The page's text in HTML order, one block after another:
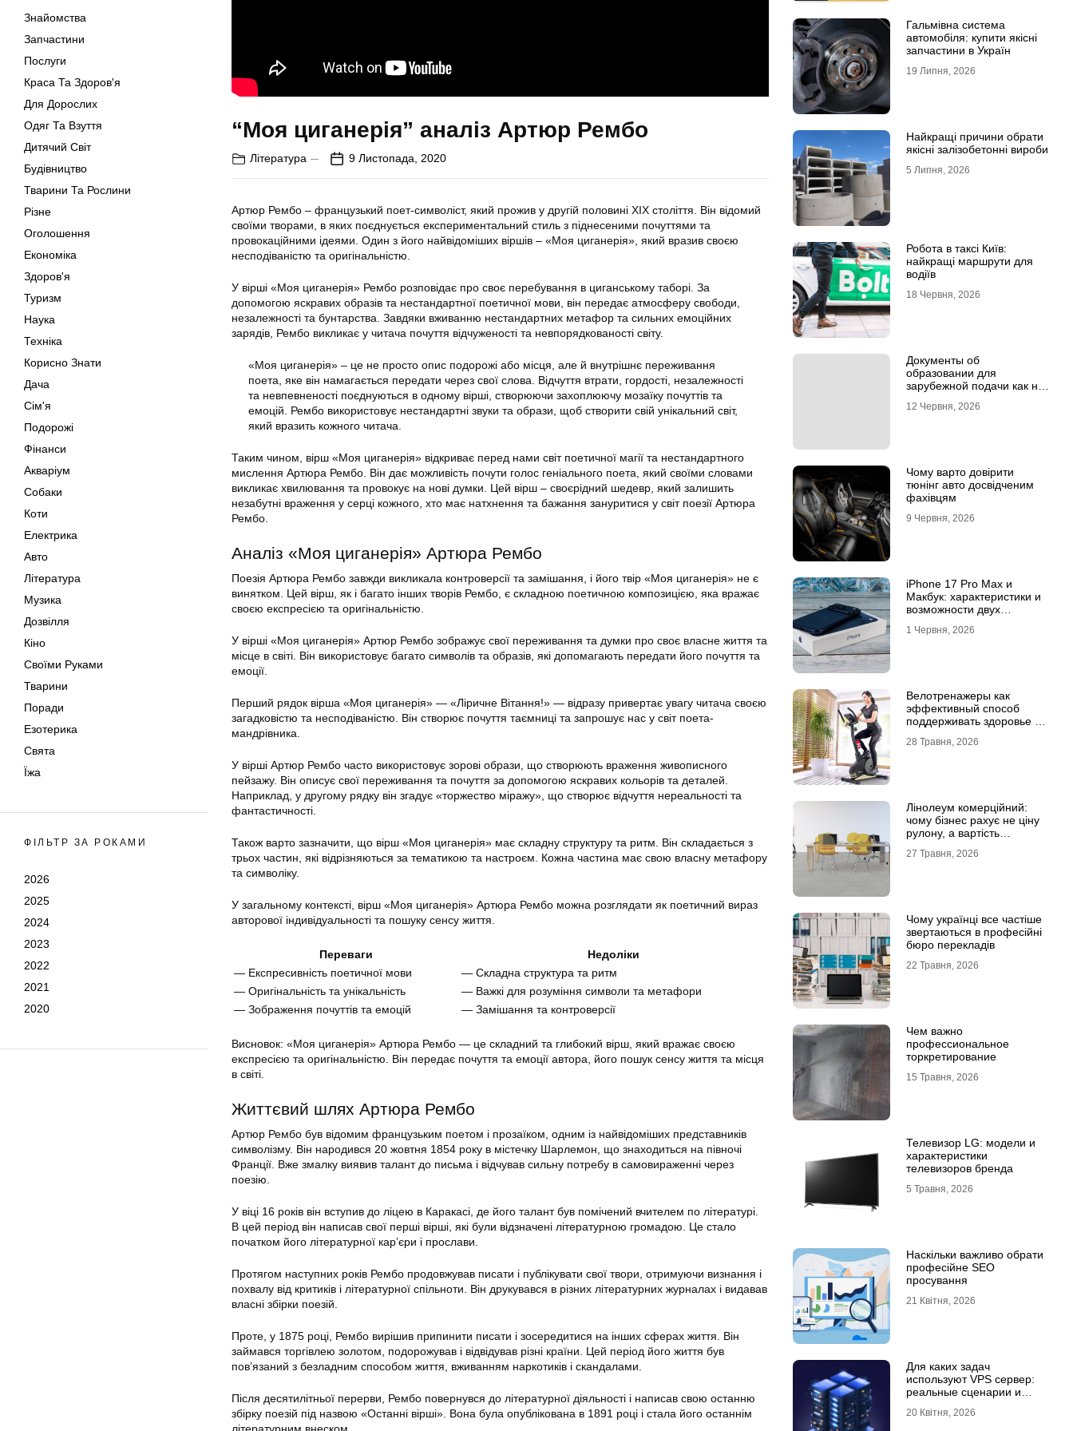
Знайомства
Запчастини
Послуги
Краса Та Здоров'я
Для Дорослих
Одяг Та Взуття
Дитячий Світ
Будівництво
Тварини Та Рослини
Різне
Оголошення
Економіка
Здоров'я
Туризм
Наука
Техніка
Корисно Знати
Дача
Сім'я
Подорожі
Фінанси
Акваріум
Собаки
Коти
Електрика
Авто
Література
Музика
Дозвілля
Кіно
Своїми Руками
Тварини
Поради
Езотерика
Свята
Їжа
ФІЛЬТР ЗА РОКАМИ
2026
2025
2024
2023
2022
2021
2020
“Моя циганерія” аналіз Артюр Рембо
Література 9 Листопада, 2020
Артюр Рембо – французький поет-символіст, який прожив у другій половині ХІХ століття. Він відомий
своїми творами, в яких поєднується експериментальний стиль з піднесеними почуттями та
провокаційними ідеями. Один з його найвідоміших віршів – «Моя циганерія», який вразив своєю
несподіваністю та оригінальністю.
У вірші «Моя циганерія» Рембо розповідає про своє перебування в циганському таборі. За
допомогою яскравих образів та нестандартної поетичної мови, він передає атмосферу свободи,
незалежності та бунтарства. Завдяки вживанню нестандартних метафор та сильних емоційних
зарядів, Рембо викликає у читача почуття відчуженості та невпорядкованості світу.
«Моя циганерія» – це не просто опис подорожі або місця, але й внутрішнє переживання
поета, яке він намагається передати через свої слова. Відчуття втрати, гордості, незалежності
та невпевненості поєднуються в одному вірші, створюючи захоплюючу мозаїку почуттів та
емоцій. Рембо використовує нестандартні звуки та образи, щоб створити свій унікальний світ,
який вразить кожного читача.
Таким чином, вірш «Моя циганерія» відкриває перед нами світ поетичної магії та нестандартного
мислення Артюра Рембо. Він дає можливість почути голос геніального поета, який своїми словами
викликає хвилювання та провокує на нові думки. Цей вірш – своєрідний шедевр, який залишить
незабутні враження у серці кожного, хто має натхнення та бажання зануритися у світ поезії Артюра
Рембо.
Аналіз «Моя циганерія» Артюра Рембо
Поезія Артюра Рембо завжди викликала контроверсії та замішання, і його твір «Моя циганерія» не є
винятком. Цей вірш, як і багато інших творів Рембо, є складною поетичною композицією, яка вражає
своєю експресією та оригінальністю.
У вірші «Моя циганерія» Артюр Рембо зображує свої переживання та думки про своє власне життя та
місце в світі. Він використовує багато символів та образів, які допомагають передати його почуття та
емоції.
Перший рядок вірша «Моя циганерія» — «Ліричне Вітання!» — відразу привертає увагу читача своєю
загадковістю та несподіваністю. Він створює почуття таємниці та запрошує нас у світ поета-
мандрівника.
У вірші Артюр Рембо часто використовує зорові образи, що створюють враження живописного
пейзажу. Він описує свої переживання та почуття за допомогою яскравих кольорів та деталей.
Наприклад, у другому рядку він згадує «торжество міражу», що створює відчуття нереальності та
фантастичності.
Також варто зазначити, що вірш «Моя циганерія» має складну структуру та ритм. Він складається з
трьох частин, які відрізняються за тематикою та настроєм. Кожна частина має свою власну метафору
та символіку.
У загальному контексті, вірш «Моя циганерія» Артюра Рембо можна розглядати як поетичний вираз
авторової індивідуальності та пошуку сенсу життя.
Переваги
Недоліки
— Експресивність поетичної мови
— Складна структура та ритм
— Оригінальність та унікальність
— Важкі для розуміння символи та метафори
— Зображення почуттів та емоцій
— Замішання та контроверсії
Висновок: «Моя циганерія» Артюра Рембо — це складний та глибокий вірш, який вражає своєю
експресією та оригінальністю. Він передає почуття та емоції автора, його пошук сенсу життя та місця
в світі.
Життєвий шлях Артюра Рембо
Артюр Рембо був відомим французьким поетом і прозаїком, одним із найвідоміших представників
символізму. Він народився 20 жовтня 1854 року в містечку Шарлемон, що знаходиться на півночі
Франції. Вже змалку виявив талант до письма і відчував сильну потребу в самовираженні через
поезію.
У віці 16 років він вступив до ліцею в Каракасі, де його талант був помічений вчителем по літературі.
В цей період він написав свої перші вірші, які були відзначені літературною громадою. Це стало
початком його літературної кар’єри і прослави.
Протягом наступних років Рембо продовжував писати і публікувати свої твори, отримуючи визнання і
похвалу від критиків і літературної спільноти. Він друкувався в різних літературних журналах і видавав
власні збірки поезій.
Проте, у 1875 році, Рембо вирішив припинити писати і зосередитися на інших сферах життя. Він
займався торгівлею золотом, подорожував і відвідував різні країни. Цей період його життя був
пов’язаний з безладним способом життя, вживанням наркотиків і скандалами.
Після десятилітньої перерви, Рембо повернувся до літературної діяльності і написав свою останню
збірку поезій під назвою «Останні вірші». Вона була опублікована в 1891 році і стала його останнім
Гальмівна система
автомобіля: купити якісні
запчастини в Україн
19 Липня, 2026
Найкращі причини обрати
якісні залізобетонні вироби
5 Липня, 2026
Робота в таксі Київ:
найкращі маршрути для
водіїв
18 Червня, 2026
Документы об
образовании для
зарубежной подачи как не
апостиле
12 Червня, 2026
Чому варто довірити
тюнінг авто досвідченим
фахівцям
9 Червня, 2026
iPhone 17 Pro Max и
Макбук: характеристики и
возможности двух
1 Червня, 2026
Велотренажеры как
эффективный способ
поддерживать здоровье и
28 Травня, 2026
Лінолеум комерційний:
чому бізнес рахує не ціну
рулону, а вартість
27 Травня, 2026
Чому українці все частіше
звертаються в професійні
бюро перекладів
22 Травня, 2026
Чем важно
профессиональное
торкретирование
15 Травня, 2026
Телевизор LG: модели и
характеристики
телевизоров бренда
5 Травня, 2026
Наскільки важливо обрати
професійне SEO
просування
21 Квітня, 2026
Для каких задач
используют VPS сервер:
реальные сценарии и
20 Квітня, 2026